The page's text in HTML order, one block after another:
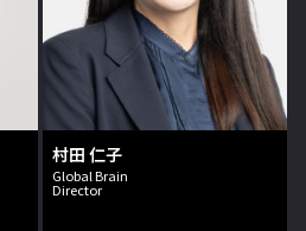
村田 仁子
Global Brain
Director